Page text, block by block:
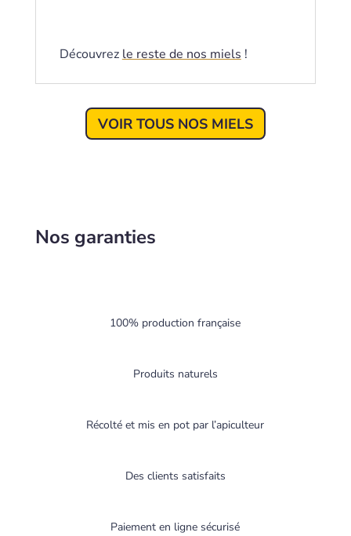
Découvrez le reste de nos miels !
VOIR TOUS NOS MIELS
Nos garanties
100% production française
Produits naturels
Récolté et mis en pot par l’apiculteur
Des clients satisfaits
Paiement en ligne sécurisé